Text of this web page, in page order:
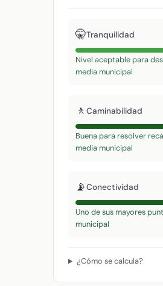
🤫Tranquilidad
Nivel aceptable para
media municipal
🚶 Caminabilidad
Buena para resolver
media municipal
📡Conectividad
Uno de sus mayores
municipal
¿Cómo se calcula?